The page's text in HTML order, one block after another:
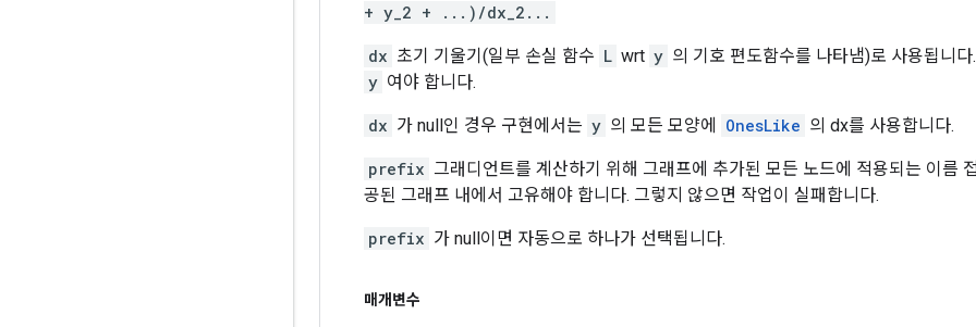
+ y_2 + ...)/dx_2...
dx 초기 기울기(일부 손실 함수 L wrt y 의 기호 편도함수를 나타냄)로 사용됩니
y 여야 합니다.
dx 가 null인 경우 구현에서는 y 의 모든 모양에 OnesLike 의 dx를 사용합니다.
prefix 그래디언트를 계산하기 위해 그래프에 추가된 모든 노드에 적용되는 이름
공된 그래프 내에서 고유해야 합니다. 그렇지 않으면 작업이 실패합니다.
prefix 가 null이면 자동으로 하나가 선택됩니다.
매개변수